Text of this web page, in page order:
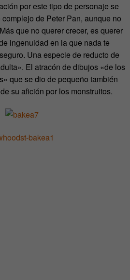
por este tipo de personaje se
de Peter Pan, aunque no
que no querer crecer, es querer
ingenuidad en la que nada te
Una especie de reducto de
El atracón de dibujos «de los
que se dio de pequeño también
su afición por los monstruitos.